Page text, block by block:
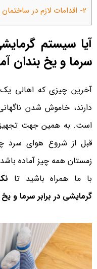
2- اقدامات لازم در ساختمان
آیا سیستم
سرما و یخ بندان
آخرین چیزی که اهالی یک
دارند، خاموش شدن
است. به همین جهت
قبل از شروع هوای سرد
زمستان همه چیز آماده
با ما همراه باشید تا
گرمایشی در برابر سرما و یخ